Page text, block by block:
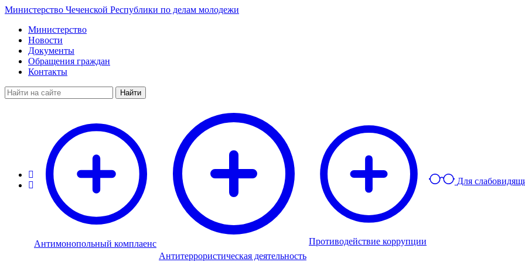
Министерство Чеченской Республики по делам молодежи
Министерство
Новости
Документы
Обращения граждан
Контакты
Найти
Антимонопольный комплаенс
Антитеррористическая деятельность
Противодействие коррупции
Для